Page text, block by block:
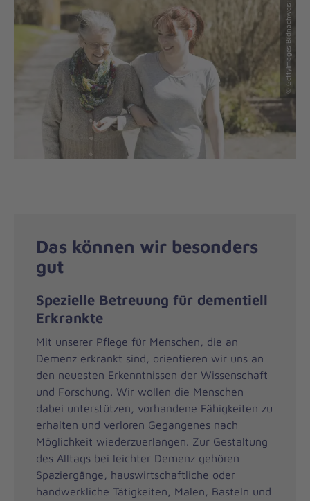
© GettyImages Bildnachweis: Maskot
Das können wir besonders
gut
Spezielle Betreuung für dementiell
Erkrankte
Mit unserer Pflege für Menschen, die an
Demenz erkrankt sind, orientieren wir uns an
den neuesten Erkenntnissen der Wissenschaft
und Forschung. Wir wollen die Menschen
dabei unterstützen, vorhandene Fähigkeiten zu
erhalten und verloren Gegangenes nach
Möglichkeit wiederzuerlangen. Zur Gestaltung
des Alltags bei leichter Demenz gehören
Spaziergänge, hauswirtschaftliche oder
handwerkliche Tätigkeiten, Malen, Basteln und